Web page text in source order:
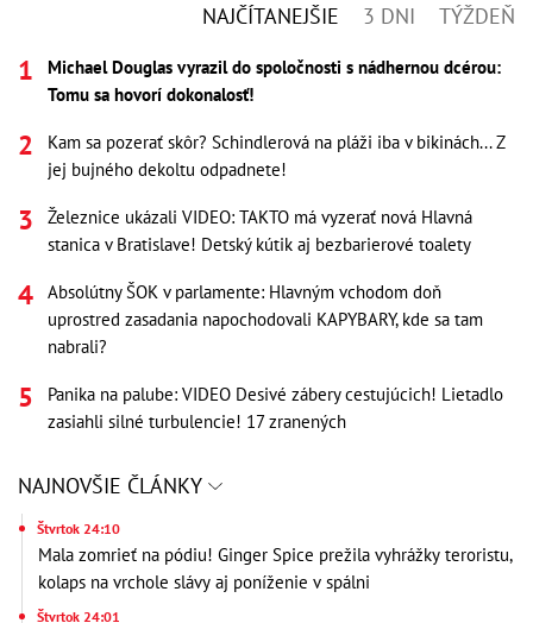
NAJČÍTANEJŠIE 3 DNI TÝŽDEŇ
Michael Douglas vyrazil do spoločnosti s nádhernou dcérou:
Tomu sa hovorí dokonalosť!
Kam sa pozerať skôr? Schindlerová na pláži iba v bikinách... Z
jej bujného dekoltu odpadnete!
Železnice ukázali VIDEO: TAKTO má vyzerať nová Hlavná
stanica v Bratislave! Detský kútik aj bezbarierové toalety
Absolútny ŠOK v parlamente: Hlavným vchodom doň
uprostred zasadania napochodovali KAPYBARY, kde sa tam
nabrali?
Panika na palube: VIDEO Desivé zábery cestujúcich! Lietadlo
zasiahli silné turbulencie! 17 zranených
NAJNOVŠIE ČLÁNKY
Štvrtok 24:10
Mala zomrieť na pódiu! Ginger Spice prežila vyhrážky teroristu,
kolaps na vrchole slávy aj poníženie v spálni
Štvrtok 24:01